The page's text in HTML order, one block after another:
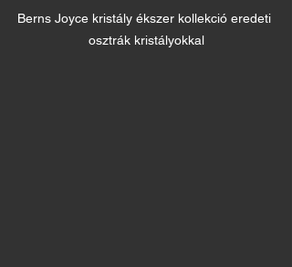
Berns Joyce kristály ékszer kollekció eredeti
osztrák kristályokkal